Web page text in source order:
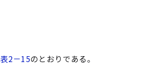
表2－15のとおりである。